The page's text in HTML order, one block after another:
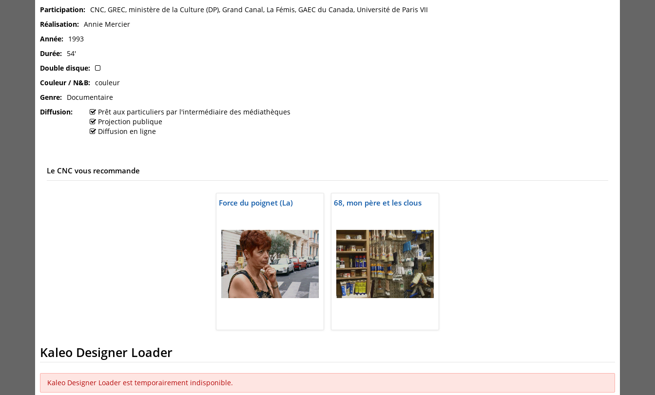
Participation
CNC, GREC, ministère de la Culture (DP), Grand Canal, La Fémis, GAEC du Canada, Université de Paris VII
Réalisation
Annie Mercier
Année
1993
Durée
54'
Double disque
Couleur / N&B
couleur
Genre
Documentaire
Diffusion
Prêt aux particuliers par l'intermédiaire des médiathèques
Projection publique
Diffusion en ligne
Le CNC vous recommande
Force du poignet (La) 68, mon père et les clous
Kaleo Designer Loader
Kaleo Designer Loader est temporairement indisponible.